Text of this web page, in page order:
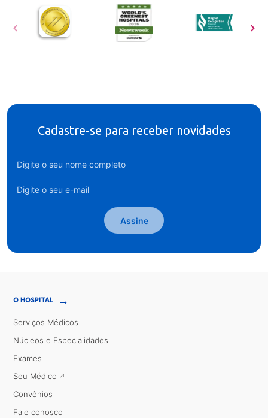
Cadastre-se para receber novidades
Assine
O HOSPITAL →
Serviços Médicos
Núcleos e Especialidades
Exames
Seu Médico
Convênios
Fale conosco